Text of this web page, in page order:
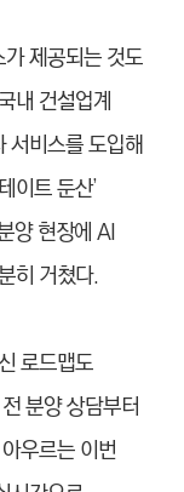
제공되는 것도
내 건설업계
서비스를 도입해
이트 둔산’
양 현장에 AI
히 거쳤다.
로드맵도
분양 상담부터
우르는 이번